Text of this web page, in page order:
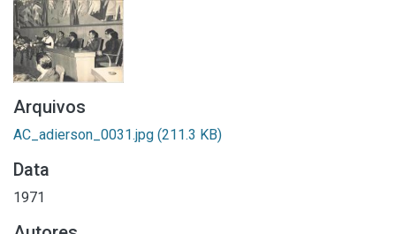
Arquivos
AC_adierson_0031.jpg (211.3 KB)
Data
1971